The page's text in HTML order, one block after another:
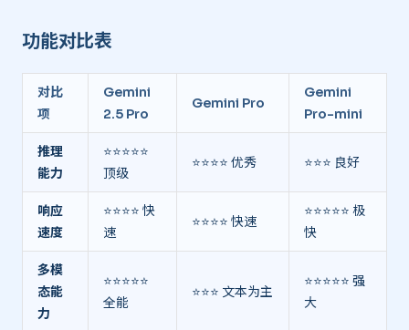
功能对比表 ​
对比
项
Gemini
2.5 Pro
Gemini Pro
Gemini
Pro-mini
推理
能力
⭐⭐⭐⭐⭐
顶级
⭐⭐⭐⭐ 优秀 ⭐⭐⭐ 良好
响应
速度
⭐⭐⭐⭐ 快
速
⭐⭐⭐⭐ 快速
⭐⭐⭐⭐⭐ 极
快
多模
态能
力
⭐⭐⭐⭐⭐
全能
⭐⭐⭐ 文本为主
⭐⭐⭐⭐⭐ 强
大